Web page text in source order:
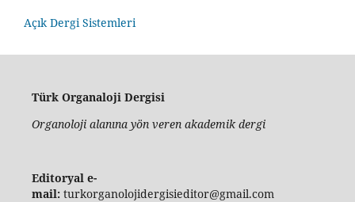
Açık Dergi Sistemleri
Türk Organaloji Dergisi
Organoloji alanına yön veren akademik dergi
Editoryal e-
mail:turkorganolojidergisieditor@gmail.com